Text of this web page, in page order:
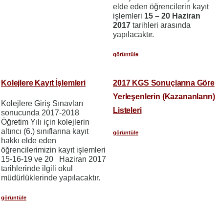
elde eden öğrencilerin kayıt
işlemleri 15 – 20 Haziran
2017 tarihleri arasında
yapılacaktır.
görüntüle
Kolejlere Kayıt İşlemleri
Kolejlere Giriş Sınavları
sonucunda 2017-2018
Öğretim Yılı için kolejlerin
altıncı (6.) sınıflarına kayıt
hakkı elde eden
öğrencilerimizin kayıt işlemleri
15-16-19 ve 20 Haziran 2017
tarihlerinde ilgili okul
müdürlüklerinde yapılacaktır.
görüntüle
2017 KGS Sonuçlarına Göre
Yerleşenlerin (Kazananların)
Listeleri
görüntüle